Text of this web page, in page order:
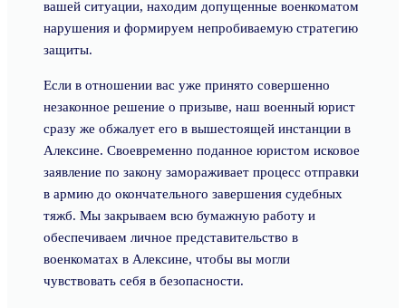
вашей ситуации, находим допущенные военкоматом
нарушения и формируем непробиваемую стратегию
защиты.
Если в отношении вас уже принято совершенно
незаконное решение о призыве, наш военный юрист
сразу же обжалует его в вышестоящей инстанции в
Алексине. Своевременно поданное юристом исковое
заявление по закону замораживает процесс отправки
в армию до окончательного завершения судебных
тяжб. Мы закрываем всю бумажную работу и
обеспечиваем личное представительство в
военкоматах в Алексине, чтобы вы могли
чувствовать себя в безопасности.